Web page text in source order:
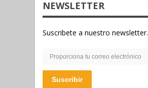
NEWSLETTER
Suscribete a nuestro newsletter.
Suscribir